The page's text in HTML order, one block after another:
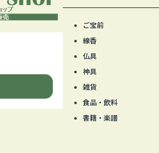
ご宝前
線香
仏具
神具
雑貨
食品・飲料
書籍・楽譜